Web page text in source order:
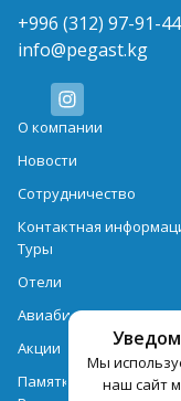
Мы
наш сайт
+996 (312) 97-91-44
info@pegast.kg
О компании
Новости
Сотрудничество
Контактная
Туры
Отели
Авиабилеты
Акции
Памятка для туристов